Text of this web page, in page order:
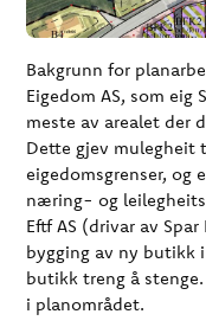
Bakgrunn for
Eigedom AS, som
meste av arealet der
Dette gjev mulegheit
eigedomsgrenser, og
næring- og
Eftf AS (drivar av
bygging av ny butikk
butikk treng å
i planområdet.